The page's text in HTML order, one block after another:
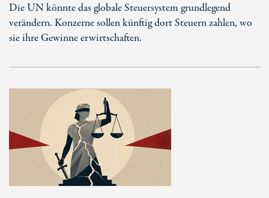
Die UN könnte das globale Steuersystem grundlegend
verändern. Konzerne sollen künftig dort Steuern zahlen, wo
sie ihre Gewinne erwirtschaften.